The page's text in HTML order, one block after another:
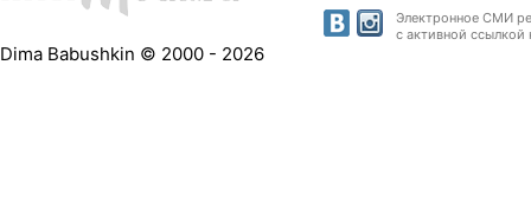
Dima Babushkin © 2000 - 2026
Электронное СМИ
с активной ссылкой